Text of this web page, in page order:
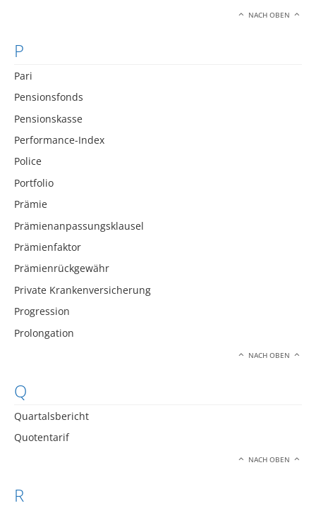
NACH OBEN
P
Pari
Pensionsfonds
Pensionskasse
Performance-Index
Police
Portfolio
Prämie
Prämienanpassungsklausel
Prämienfaktor
Prämienrückgewähr
Private Krankenversicherung
Progression
Prolongation
NACH OBEN
Q
Quartalsbericht
Quotentarif
NACH OBEN
R